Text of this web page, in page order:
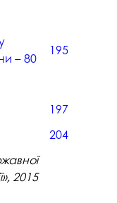
– 80
195
197
204
2015